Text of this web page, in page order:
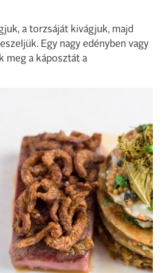
a torzsáját kivágjuk, majd
Egy nagy edényben vagy
meg a káposztát a